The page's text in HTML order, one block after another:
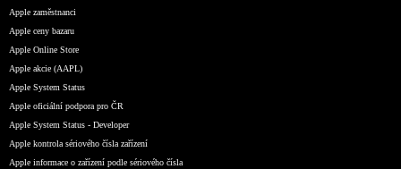
Apple zaměstnanci
Apple ceny bazaru
Apple Online Store
Apple akcie (AAPL)
Apple System Status
Apple oficiální podpora pro ČR
Apple System Status - Developer
Apple kontrola sériového čísla zařízení
Apple informace o zařízení podle sériového čísla